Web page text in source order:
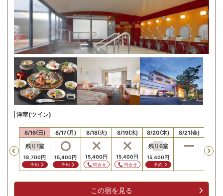
洋室(ツイン)
Previous
8/16(日)
残り1室
18,700円
予約
8/17(月)
15,400円
予約
8/18(火)
15,400円
問合せ
8/19(水)
15,400円
問合せ
8/20(木)
残り6室
15,400円
予約
8/21(金)
残り
この宿を見る